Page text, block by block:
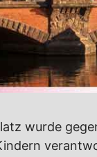
wurde